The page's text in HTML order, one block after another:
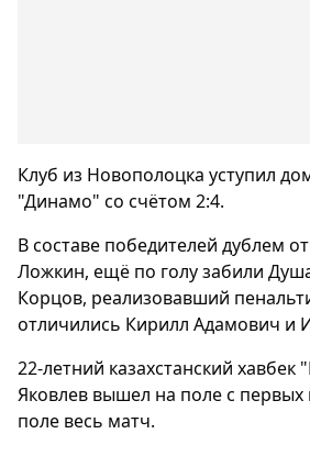
Клуб из Новополоцка уступил
"Динамо" со счётом 2:4.
В составе победителей дублем
Ложкин, ещё по голу забили
Корцов, реализовавший
отличились Кирилл Адамович и
22-летний казахстанский
Яковлев вышел на поле с первых
поле весь матч.